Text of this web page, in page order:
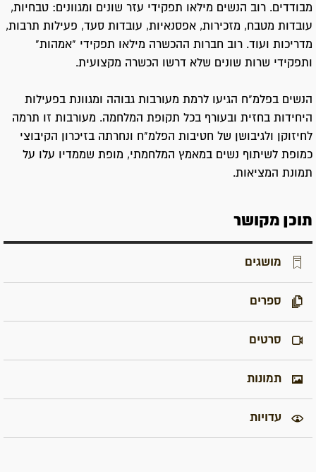
מבודדים. רוב הנשים מילאו תפקידי עזר שונים ומגוונים: טבחיות,
עובדות מטבח, מזכירות, אפסנאיות, עובדות סעד, פעילות תרבות,
מדריכות ועוד. רוב חברות ההכשרה מילאו תפקידי "אמהות"
ותפקידי שרות שונים שלא דרשו הכשרה מקצועית.
הנשים בפלמ"ח הגיעו לרמת מעורבות גבוהה ומגוונת בפעילות
היחידות בחזית ובעורף בכל תקופת המלחמה. מעורבות זו תרמה
לחיזוקן ולגיבושן של חטיבות הפלמ"ח ונחרתה בזיכרון הקיבוצי
כמופת לשיתוף נשים במאמץ המלחמתי, מופת שממדיו עלו על
תמונת המציאות.
תוכן מקושר
מושגים
ספרים
סרטים
תמונות
עדויות